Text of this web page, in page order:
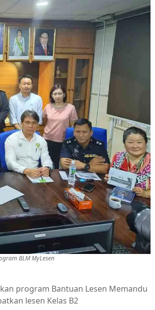
BLM MyLesen
program Bantuan Lesen Memandu
lesen Kelas B2